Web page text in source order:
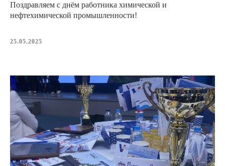
Поздравляем с днём работника химической и
нефтехимической промышленности!
25.05.2025